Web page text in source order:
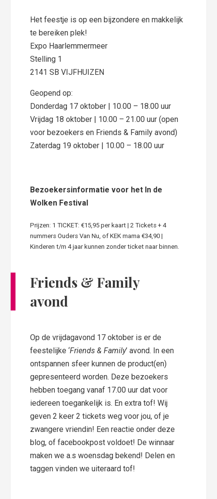
Het feestje is op een bijzondere en makkelijk
te bereiken plek!
Expo Haarlemmermeer
Stelling 1
2141 SB VIJFHUIZEN
Geopend op:
Donderdag 17 oktober | 10.00 – 18.00 uur
Vrijdag 18 oktober | 10.00 – 21.00 uur (open
voor bezoekers en Friends & Family avond)
Zaterdag 19 oktober | 10.00 – 18.00 uur
Bezoekersinformatie voor het In de
Wolken Festival
Prijzen: 1 TICKET: €15,95 per kaart | 2 Tickets + 4
nummers Ouders Van Nu, of KEK mama €34,90 |
Kinderen t/m 4 jaar kunnen zonder ticket naar binnen.
Friends & Family
avond
Op de vrijdagavond 17 oktober is er de
feestelijke ‘Friends & Family’ avond. In een
ontspannen sfeer kunnen de product(en)
gepresenteerd worden. Deze bezoekers
hebben toegang vanaf 17.00 uur dat voor
iedereen toegankelijk is. En extra tof! Wij
geven 2 keer 2 tickets weg voor jou, of je
zwangere vriendin! Een reactie onder deze
blog, of facebookpost voldoet! De winnaar
maken we a.s woensdag bekend! Delen en
taggen vinden we uiteraard tof!